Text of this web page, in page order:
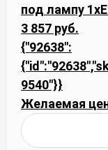
под лампу
3 857 руб.
{"92638":
9540"}}
Желаемая